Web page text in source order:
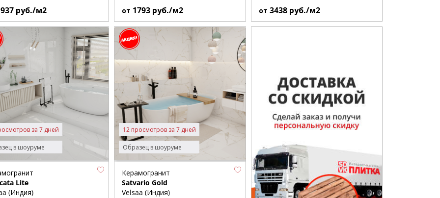
руб./м2 от 1793 руб./м2 от 3438 руб./м2
в шоуруме
за 7 дней
Lite
(Индия)
Образец в шоуруме
12 просмотров за 7 дней
Керамогранит
Satvario Gold
Velsaa (Индия)